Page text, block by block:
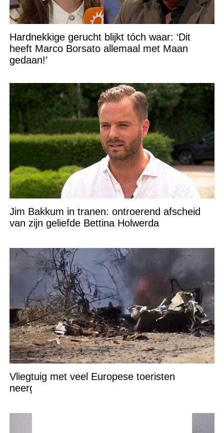
Hardnekkige gerucht blijkt tóch waar: ‘Dit
heeft Marco Borsato allemaal met Maan
gedaan!’
Jim Bakkum in tranen: ontroerend afscheid
van zijn geliefde Bettina Holwerda
Vliegtuig met veel Europese toeristen
neergestort